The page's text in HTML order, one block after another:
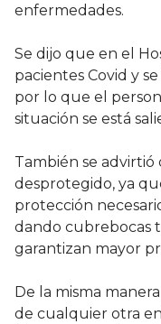
enfermedades.
Se dijo que en el
pacientes Covid y
por lo que el
situación se está
También se
desprotegido, ya
protección
dando cubrebocas
garantizan mayor
De la misma
de cualquier otra